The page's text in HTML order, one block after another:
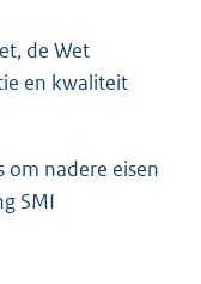
de Wet
en kwaliteit
om nadere eisen
SMI